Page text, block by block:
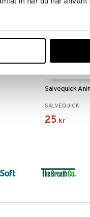
Salvequick
SALVEQUICK
25 kr